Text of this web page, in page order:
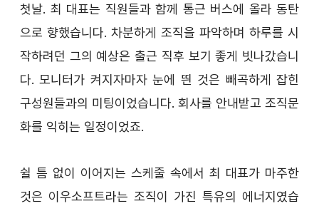
첫날. 최 대표는 직원들과 함께 통근 버스에 올라 동탄
으로 향했습니다. 차분하게 조직을 파악하며 하루를 시
작하려던 그의 예상은 출근 직후 보기 좋게 빗나갔습니
다. 모니터가 켜지자마자 눈에 띈 것은 빼곡하게 잡힌
구성원들과의 미팅이었습니다. 회사를 안내받고 조직문
화를 익히는 일정이었죠.
쉴 틈 없이 이어지는 스케줄 속에서 최 대표가 마주한
것은 이우소프트라는 조직이 가진 특유의 에너지였습